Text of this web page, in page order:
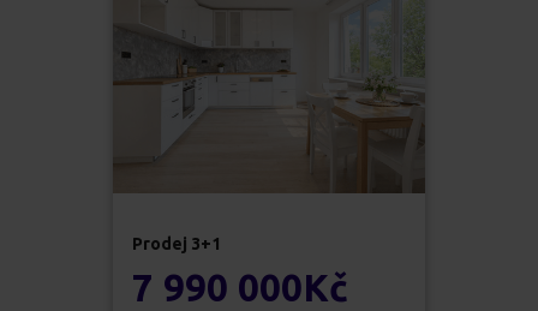
Prodej 3+1
7 990 000Kč